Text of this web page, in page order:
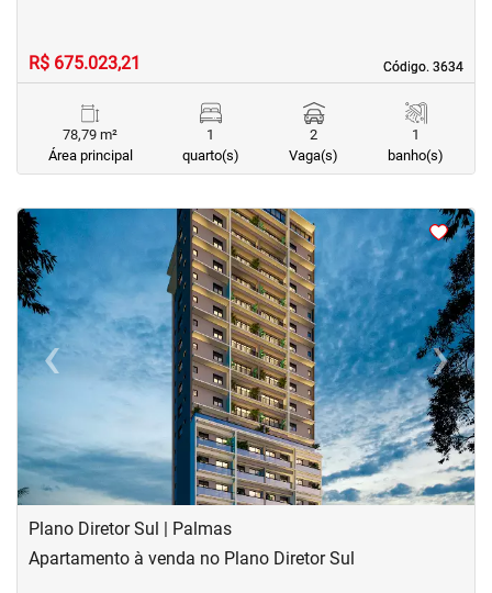
Código. 3634
Código. 3634
R$ 675.023,21
78,79 m²
Área principal
1
quarto(s)
2
Vaga(s)
1
banho(s)
< <<
‹Previous ›Next
Plano Diretor Sul | Palmas
Apartamento à venda no Plano Diretor Sul